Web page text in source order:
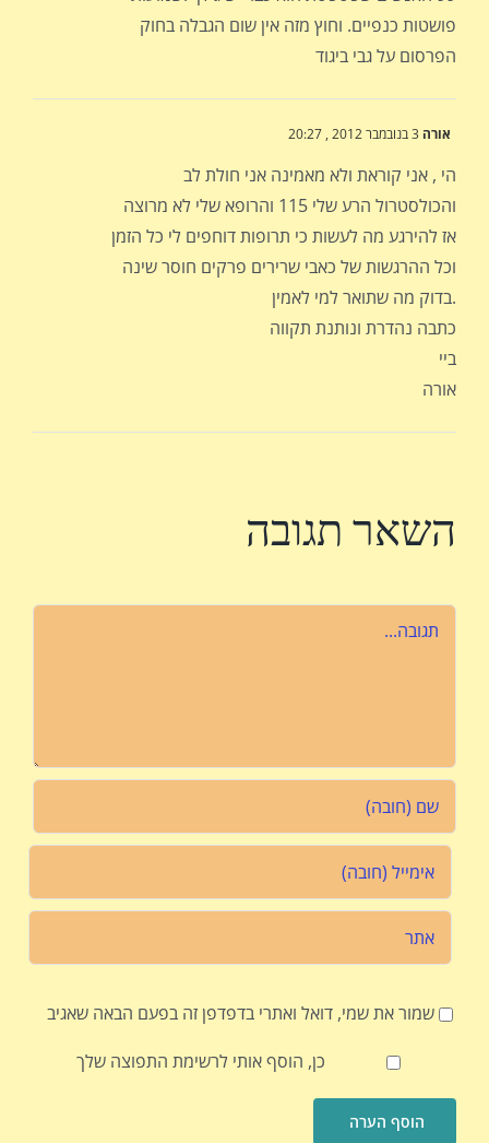
פושטות כנפיים. וחוץ מזה אין שום הגבלה בחוק
הפרסום על גבי ביגוד
אורה
הי , אני קוראת ולא מאמינה אני חולת לב
והכולסטרול הרע שלי 115 והרופא שלי לא מרוצה
אז להירגע מה לעשות כי תרופות דוחפים לי כל הזמן
וכל ההרגשות של כאבי שרירים פרקים חוסר שינה
בדוק מה שתואר למי לאמין.
כתבה נהדרת ונותנת תקווה
ביי
אורה
השאר תגובה
שמור את שמי, דואל ואתרי בדפדפן זה בפעם הבאה שאגיב
כן, הוסף אותי לרשימת התפוצה שלך